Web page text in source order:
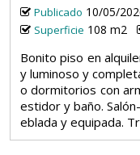
Publicado 10/05/
Superficie 108 m2
Bonito piso en
y luminoso y
o dormitorios con
estidor y baño.
eblada y equipada.